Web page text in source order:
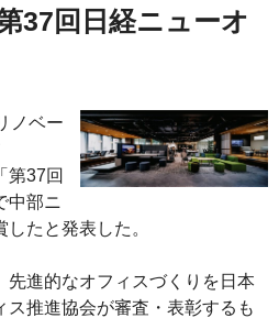
37回日経ニューオ
ノベー
第37回
中部ニ
たと発表した。
先進的なオフィスづくりを日本
推進協会が審査・表彰するも